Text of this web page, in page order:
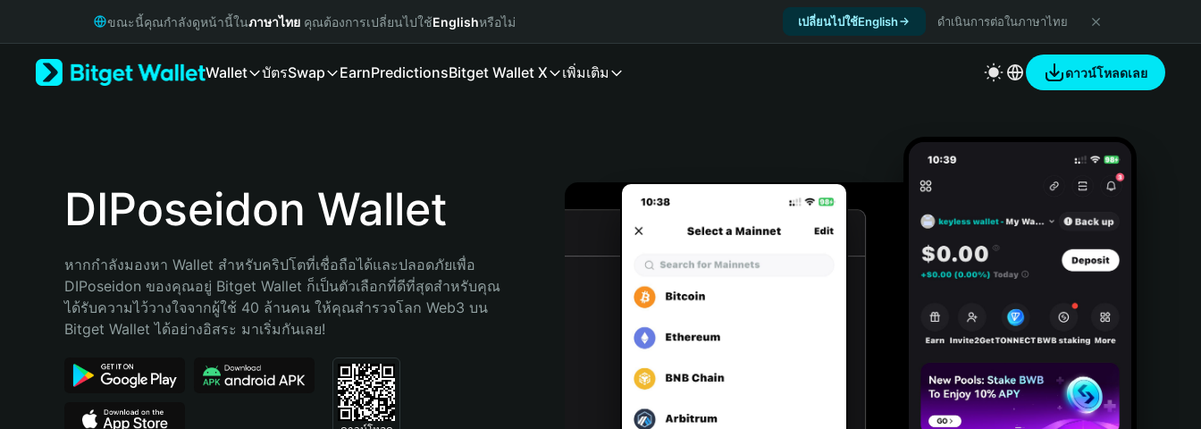
Русский
Bahasa Indonesia
Português (Brasil)
ขณะนี้คุณกำลังดูหน้านี้ในภาษาไทย คุณต้องการเปลี่ยนไปใช้Englishหรือไม่ เปลี่ยนไปใช้English ดำเนินการต่อในภาษาไทย
Wallet บัตรSwap EarnPredictionsBitget Wallet X เพิ่มเติม ดาวน์โหลดเลย
DIPoseidon Wallet
หากกำลังมองหา Wallet สำหรับคริปโตที่เชื่อถือได้และปลอดภัยเพื่อ
DIPoseidon ของคุณอยู่ Bitget Wallet ก็เป็นตัวเลือกที่ดีที่สุดสำหรับคุณ
ได้รับความไว้วางใจจากผู้ใช้ 40 ล้านคน ให้คุณสำรวจโลก Web3 บน
Bitget Wallet ได้อย่างอิสระ มาเริ่มกันเลย!